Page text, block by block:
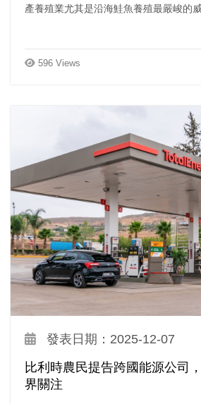
產養殖業尤其是沿海鮭魚養殖最嚴峻的
596 Views
發表日期：2025-12-07
比利時農民提告跨國能源公司
界關注